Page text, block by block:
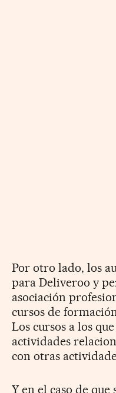
Por otro lado, los
para Deliveroo y
asociación
cursos de
Los cursos a los
actividades
con otras
Y en el caso de